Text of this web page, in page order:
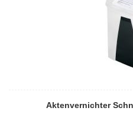
Aktenvernichter